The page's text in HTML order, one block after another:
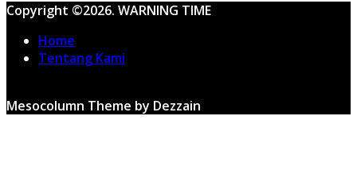
Copyright ©2026. WARNING TIME
Home
Tentang Kami
Mesocolumn Theme by Dezzain